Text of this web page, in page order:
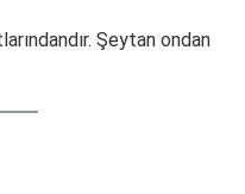
Şeytan ondan